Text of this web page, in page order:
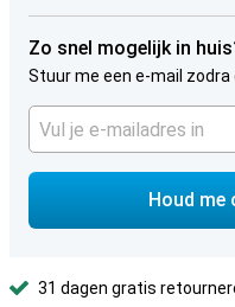
Zo snel mogelijk in
Stuur me een e-mail
Houd me
31 dagen gratis